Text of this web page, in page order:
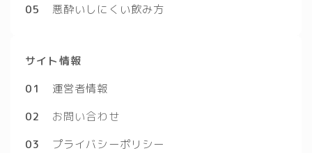
05
悪酔いしにくい飲み方
サイト情報
01
運営者情報
02
お問い合わせ
03
プライバシーポリシー